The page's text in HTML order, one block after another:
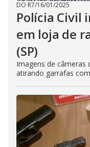
DO R7/16/01/2025
Polícia Civil
em loja de
(SP)
Imagens de câmeras
atirando garrafas